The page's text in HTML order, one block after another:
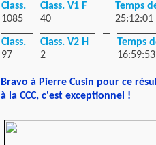
Class.
1085
Class. V1 F
40
Temps
25:12:01
Class.
97
Class. V2 H
2
Temps
16:59:53
Bravo à Pierre Cusin pour ce
à la CCC, c'est exceptionnel !